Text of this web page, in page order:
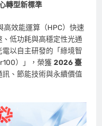
轉型新標準
高效能運算（HPC）快速
低功耗與高穩定性光通
以自主研發的「綠境智
）」，榮獲 2026 臺
訊、節能技術與永續價值